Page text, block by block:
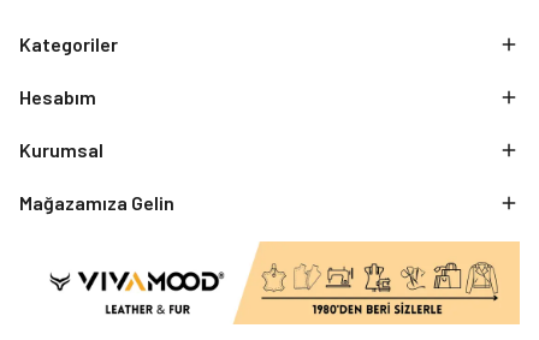
Kategoriler
Hesabım
Kurumsal
Mağazamıza Gelin